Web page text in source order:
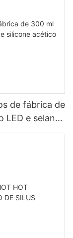
de fábrica de
LED e selante